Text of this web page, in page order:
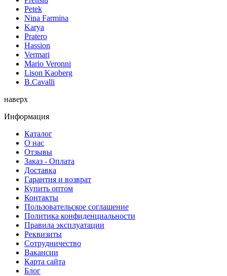
Petek
Nina Farmina
Karya
Pratero
Hassion
Vermari
Mario Veronni
Lison Kaoberg
B.Cavalli
наверх
Информация
Каталог
О нас
Отзывы
Заказ - Оплата
Доставка
Гарантия и возврат
Купить оптом
Контакты
Пользовательское соглашение
Политика конфиденциальности
Правила эксплуатации
Реквизиты
Сотрудничество
Вакансии
Карта сайта
Блог